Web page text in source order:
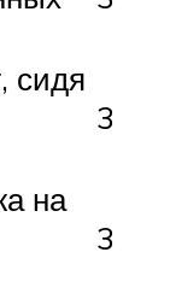
сидя
3
на
3